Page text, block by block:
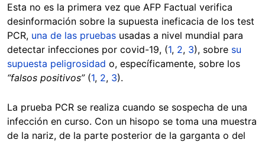
Esta no es la primera vez que AFP Factual verifica
desinformación sobre la supuesta ineficacia de los test
PCR, una de las pruebas usadas a nivel mundial para
detectar infecciones por covid-19, (1, 2, 3), sobre su
supuesta peligrosidad o, específicamente, sobre los
“falsos positivos” (1, 2, 3).
La prueba PCR se realiza cuando se sospecha de una
infección en curso. Con un hisopo se toma una muestra
de la nariz, de la parte posterior de la garganta o del